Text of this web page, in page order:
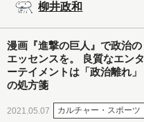
柳井政和
漫画『進撃の巨人』で政治の
エッセンスを。 良質なエンタ
ーテイメントは「政治離れ」
の処方箋
2021.05.07 カルチャー・スポーツ